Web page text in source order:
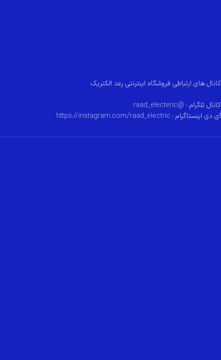
کانال های ارتباطی فروشگاه اینترنتی رعد الکتریک
کانال تلگرام : @raad_electeric
آی دی اینستاگرام : https://instagram.com/raad_electric